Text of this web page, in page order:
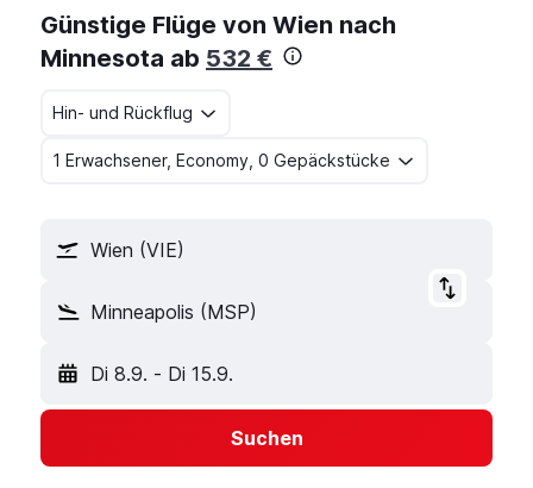
Günstige Flüge von Wien nach
Minnesota ab 532 €
Hin- und Rückflug
1 Erwachsener, Economy, 0 Gepäckstücke
Wien (VIE)
Minneapolis (MSP)
Di 8.9. - Di 15.9.
Suchen